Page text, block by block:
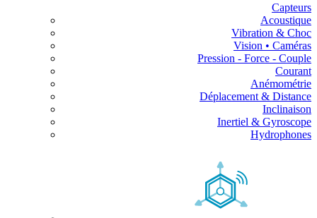
Capteurs
Acoustique
Vibration & Choc
Vision • Caméras
Pression - Force - Couple
Courant
Anémométrie
Déplacement & Distance
Inclinaison
Inertiel & Gyroscope
Hydrophones